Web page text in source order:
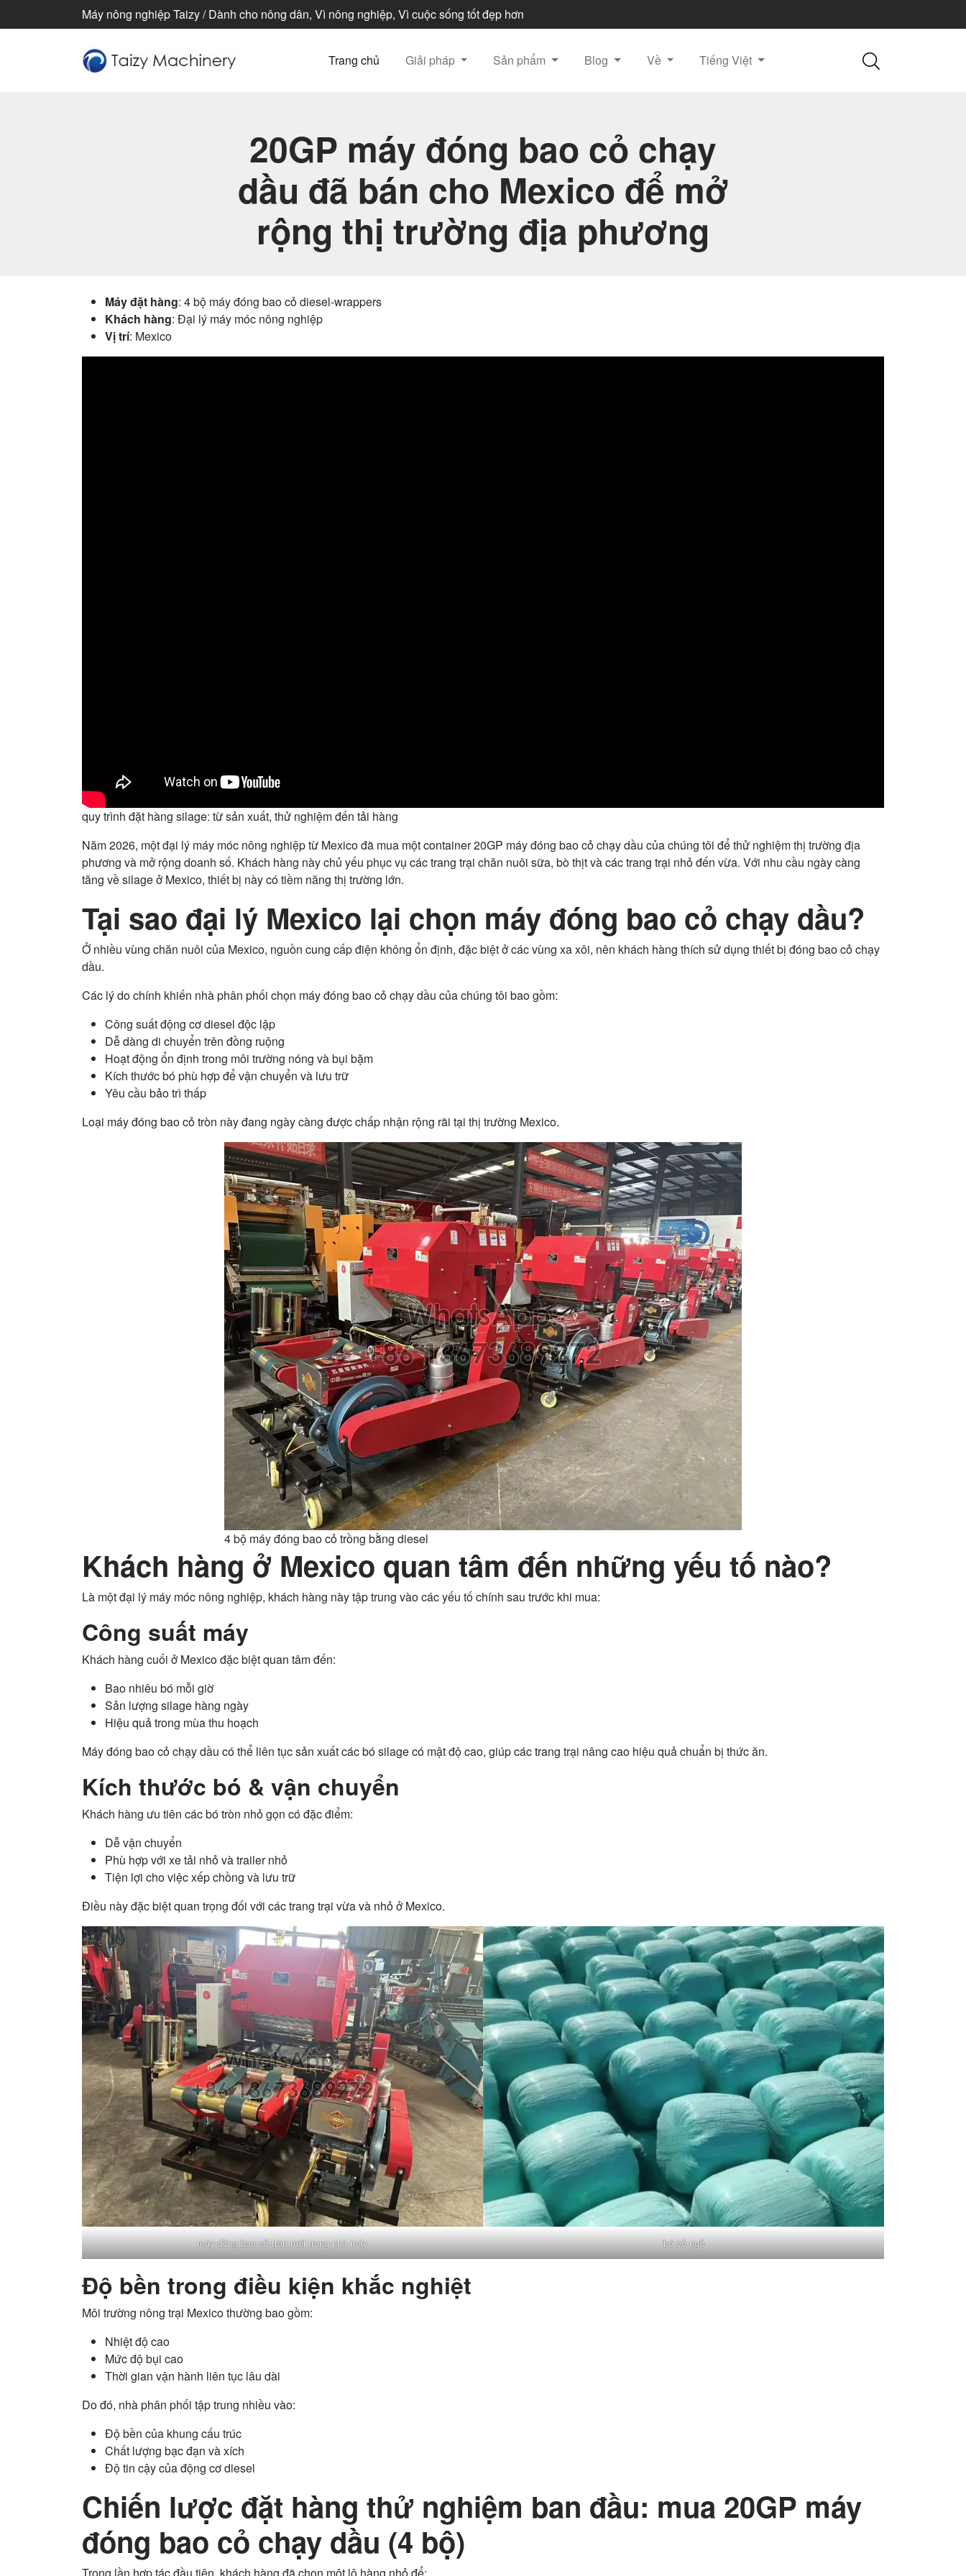
Máy nông nghiệp Taizy / Dành cho nông dân, Vì nông nghiệp, Vì cuộc sống tốt đẹp hơn
Trang chủ Giải pháp Sản phẩm Blog Về Tiếng Việt
20GP máy đóng bao cỏ chạy
dầu đã bán cho Mexico để mở
rộng thị trường địa phương
Máy đặt hàng: 4 bộ máy đóng bao cỏ diesel-wrappers
Khách hàng: Đại lý máy móc nông nghiệp
Vị trí: Mexico
quy trình đặt hàng silage: từ sản xuất, thử nghiệm đến tải hàng
Năm 2026, một đại lý máy móc nông nghiệp từ Mexico đã mua một container 20GP máy đóng bao cỏ chạy dầu của chúng tôi để thử nghiệm thị trường địa
phương và mở rộng doanh số. Khách hàng này chủ yếu phục vụ các trang trại chăn nuôi sữa, bò thịt và các trang trại nhỏ đến vừa. Với nhu cầu ngày càng
tăng về silage ở Mexico, thiết bị này có tiềm năng thị trường lớn.
Tại sao đại lý Mexico lại chọn máy đóng bao cỏ chạy dầu?
Ở nhiều vùng chăn nuôi của Mexico, nguồn cung cấp điện không ổn định, đặc biệt ở các vùng xa xôi, nên khách hàng thích sử dụng thiết bị đóng bao cỏ chạy
dầu.
Các lý do chính khiến nhà phân phối chọn máy đóng bao cỏ chạy dầu của chúng tôi bao gồm:
Công suất động cơ diesel độc lập
Dễ dàng di chuyển trên đồng ruộng
Hoạt động ổn định trong môi trường nóng và bụi bặm
Kích thước bó phù hợp để vận chuyển và lưu trữ
Yêu cầu bảo trì thấp
Loại máy đóng bao cỏ tròn này đang ngày càng được chấp nhận rộng rãi tại thị trường Mexico.
4 bộ máy đóng bao cỏ trồng bằng diesel
Khách hàng ở Mexico quan tâm đến những yếu tố nào?
Là một đại lý máy móc nông nghiệp, khách hàng này tập trung vào các yếu tố chính sau trước khi mua:
Công suất máy
Khách hàng cuối ở Mexico đặc biệt quan tâm đến:
Bao nhiêu bó mỗi giờ
Sản lượng silage hàng ngày
Hiệu quả trong mùa thu hoạch
Máy đóng bao cỏ chạy dầu có thể liên tục sản xuất các bó silage có mật độ cao, giúp các trang trại nâng cao hiệu quả chuẩn bị thức ăn.
Kích thước bó & vận chuyển
Khách hàng ưu tiên các bó tròn nhỏ gọn có đặc điểm:
Dễ vận chuyển
Phù hợp với xe tải nhỏ và trailer nhỏ
Tiện lợi cho việc xếp chồng và lưu trữ
Điều này đặc biệt quan trọng đối với các trang trại vừa và nhỏ ở Mexico.
máy đóng bao cỏ tròn mới trong nhà máy bó cỏ ngô
Độ bền trong điều kiện khắc nghiệt
Môi trường nông trại Mexico thường bao gồm:
Nhiệt độ cao
Mức độ bụi cao
Thời gian vận hành liên tục lâu dài
Do đó, nhà phân phối tập trung nhiều vào:
Độ bền của khung cấu trúc
Chất lượng bạc đạn và xích
Độ tin cậy của động cơ diesel
Chiến lược đặt hàng thử nghiệm ban đầu: mua 20GP máy
đóng bao cỏ chạy dầu (4 bộ)